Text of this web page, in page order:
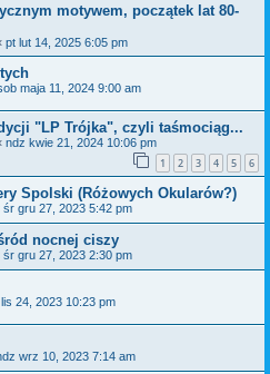
motywem, początek lat 80-
pt lut 14, 2025 6:05 pm
maja 11, 2024 9:00 am
"LP Trójka", czyli taśmociąg...
ndz kwie 21, 2024 10:06 pm
1 2 3 4 5 6
Spolski (Różowych Okularów?)
śr gru 27, 2023 5:42 pm
nocnej ciszy
śr gru 27, 2023 2:30 pm
24, 2023 10:23 pm
wrz 10, 2023 7:14 am